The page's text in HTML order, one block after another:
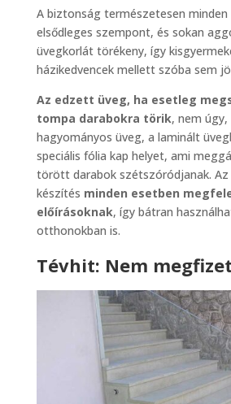
A biztonság természetesen
elsődleges szempont, és sokan
üvegkorlát törékeny, így
házikedvencek mellett szóba sem
Az edzett üveg, ha esetleg
tompa darabokra törik, nem
hagyományos üveg, a laminált
speciális fólia kap helyet, ami
törött darabok szétszóródjanak.
készítés minden esetben
előírásoknak, így bátran
otthonokban is.
Tévhit: Nem